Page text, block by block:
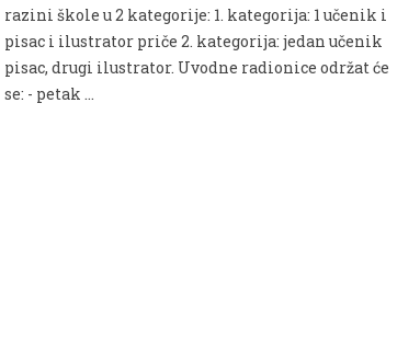
razini škole u 2 kategorije: 1. kategorija: 1 učenik i
pisac i ilustrator priče 2. kategorija: jedan učenik
pisac, drugi ilustrator. Uvodne radionice održat će
se: - petak …